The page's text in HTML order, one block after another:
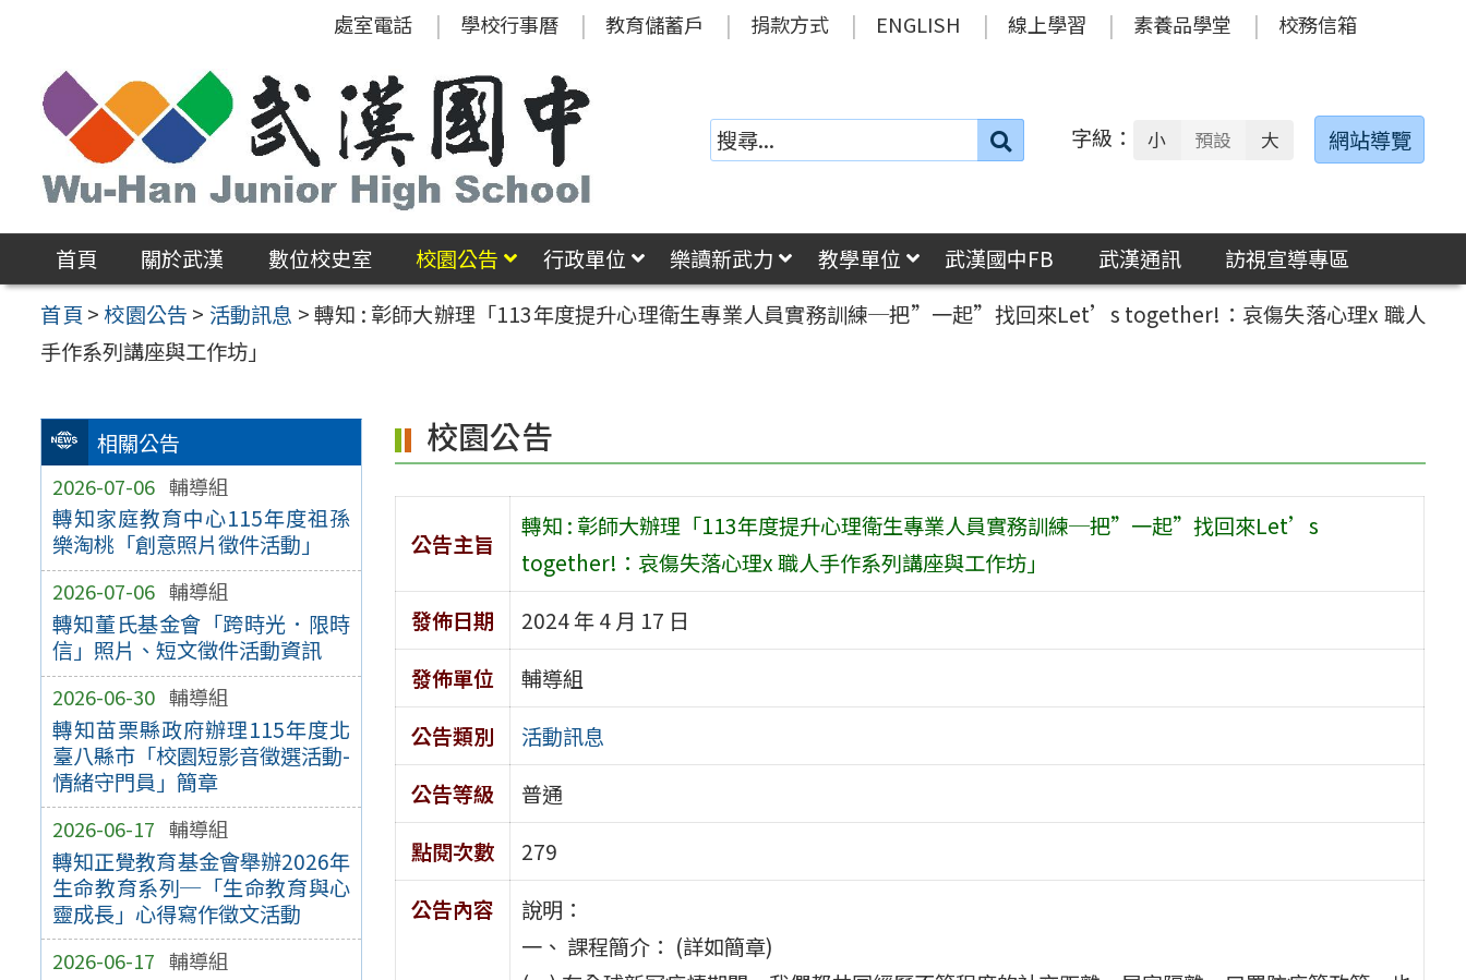
區
處室電話 學校行事曆 教育儲蓄戶 捐款方式 ENGLISH 線上學習 素養品學堂 校務信箱
搜
字級： 小 預設 大 網站導覽
首頁 關於武漢 數位校史室 校園公告 行政單位 樂讀新武力 教學單位 武漢國中FB 武漢通訊
訪視宣導專區
首頁 >校園公告 > 活動訊息 >轉知 : 彰師大辦理「113年度提升心理衛生專業人員實務訓練─把”一起”找回來Let’s together!：哀傷失落心理x 職人
手作系列講座與工作坊」
相關公告
2026-07-06 輔導組
轉知家庭教育中心115年度祖孫
樂淘桃「創意照片徵件活動」
2026-07-06 輔導組
轉知董氏基金會「跨時光．限時
信」照片、短文徵件活動資訊
2026-06-30 輔導組
轉知苗栗縣政府辦理115年度北
臺八縣市「校園短影音徵選活動-
情緒守門員」簡章
2026-06-17 輔導組
轉知正覺教育基金會舉辦2026年
生命教育系列─「生命教育與心
靈成長」心得寫作徵文活動
2026-06-17 輔導組
校園公告
公告主旨
轉知 : 彰師大辦理「113年度提升心理衛生專業人員實務訓練─把”一起”找回來Let’s
together!：哀傷失落心理x 職人手作系列講座與工作坊」
發佈日期
2024 年 4 月 17 日
發佈單位
輔導組
公告類別
活動訊息
公告等級
普通
點閱次數
279
公告內容
說明：
一、 課程簡介： (詳如簡章)